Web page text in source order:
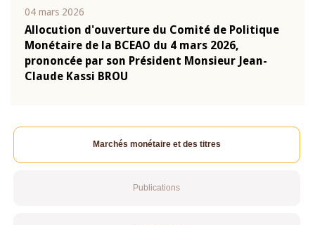
04 mars 2026
Allocution d'ouverture du Comité de Politique
Monétaire de la BCEAO du 4 mars 2026,
prononcée par son Président Monsieur Jean-
Claude Kassi BROU
Marchés monétaire et des titres
Publications